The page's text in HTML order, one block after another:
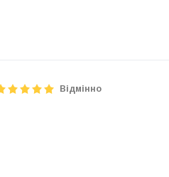
Відмінно